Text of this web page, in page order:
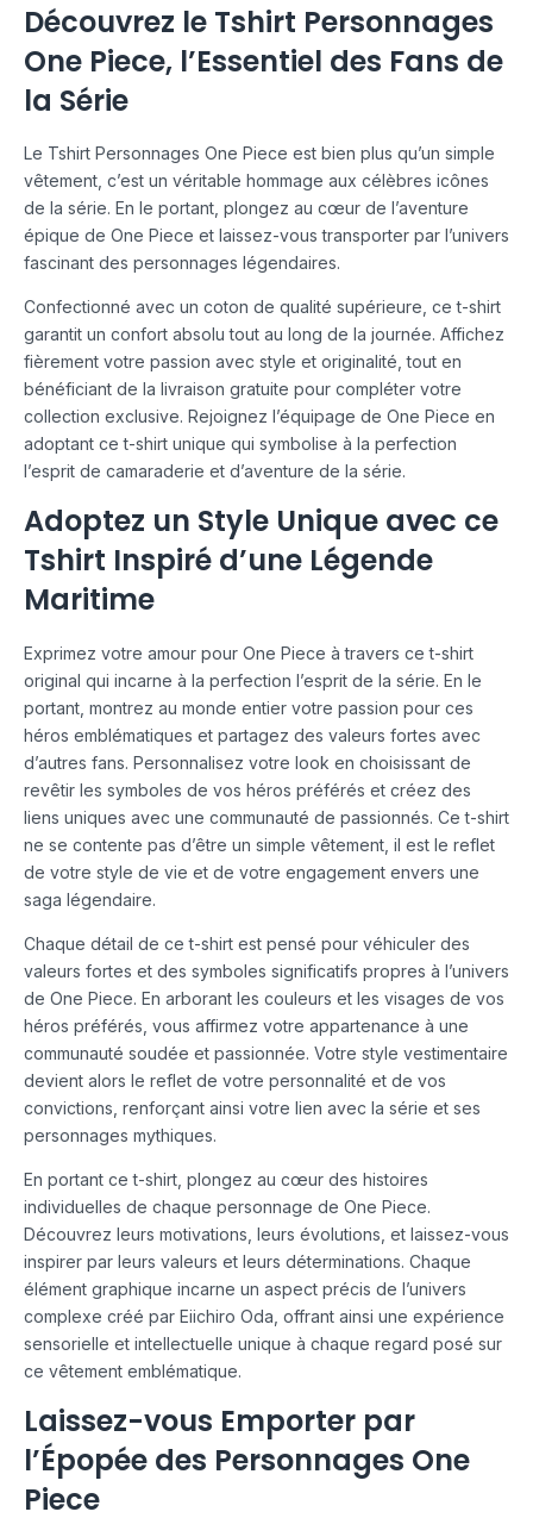
Découvrez le Tshirt Personnages
One Piece, l’Essentiel des Fans de
la Série
Le Tshirt Personnages One Piece est bien plus qu’un simple
vêtement, c’est un véritable hommage aux célèbres icônes
de la série. En le portant, plongez au cœur de l’aventure
épique de One Piece et laissez-vous transporter par l’univers
fascinant des personnages légendaires.
Confectionné avec un coton de qualité supérieure, ce t-shirt
garantit un confort absolu tout au long de la journée. Affichez
fièrement votre passion avec style et originalité, tout en
bénéficiant de la livraison gratuite pour compléter votre
collection exclusive. Rejoignez l’équipage de One Piece en
adoptant ce t-shirt unique qui symbolise à la perfection
l’esprit de camaraderie et d’aventure de la série.
Adoptez un Style Unique avec ce
Tshirt Inspiré d’une Légende
Maritime
Exprimez votre amour pour One Piece à travers ce t-shirt
original qui incarne à la perfection l’esprit de la série. En le
portant, montrez au monde entier votre passion pour ces
héros emblématiques et partagez des valeurs fortes avec
d’autres fans. Personnalisez votre look en choisissant de
revêtir les symboles de vos héros préférés et créez des
liens uniques avec une communauté de passionnés. Ce t-shirt
ne se contente pas d’être un simple vêtement, il est le reflet
de votre style de vie et de votre engagement envers une
saga légendaire.
Chaque détail de ce t-shirt est pensé pour véhiculer des
valeurs fortes et des symboles significatifs propres à l’univers
de One Piece. En arborant les couleurs et les visages de vos
héros préférés, vous affirmez votre appartenance à une
communauté soudée et passionnée. Votre style vestimentaire
devient alors le reflet de votre personnalité et de vos
convictions, renforçant ainsi votre lien avec la série et ses
personnages mythiques.
En portant ce t-shirt, plongez au cœur des histoires
individuelles de chaque personnage de One Piece.
Découvrez leurs motivations, leurs évolutions, et laissez-vous
inspirer par leurs valeurs et leurs déterminations. Chaque
élément graphique incarne un aspect précis de l’univers
complexe créé par Eiichiro Oda, offrant ainsi une expérience
sensorielle et intellectuelle unique à chaque regard posé sur
ce vêtement emblématique.
Laissez-vous Emporter par
l’Épopée des Personnages One
Piece